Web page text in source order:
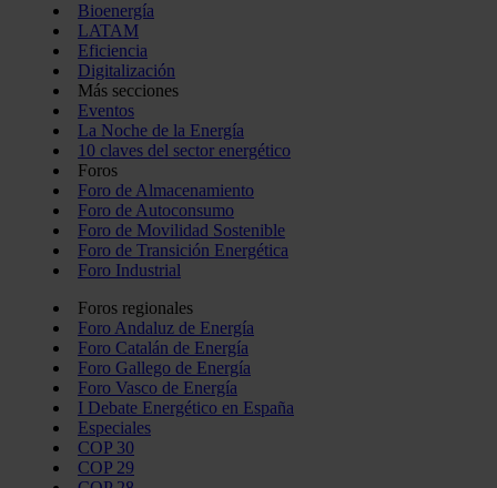
Bioenergía
LATAM
Eficiencia
Digitalización
Más secciones
Eventos
La Noche de la Energía
10 claves del sector energético
Foros
Foro de Almacenamiento
Foro de Autoconsumo
Foro de Movilidad Sostenible
Foro de Transición Energética
Foro Industrial
Foros regionales
Foro Andaluz de Energía
Foro Catalán de Energía
Foro Gallego de Energía
Foro Vasco de Energía
I Debate Energético en España
Especiales
COP 30
COP 29